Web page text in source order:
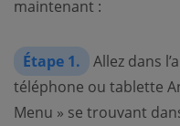
maintenant :
Étape 1.
Allez dans
téléphone ou tablette
Menu » se trouvant